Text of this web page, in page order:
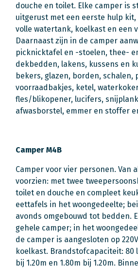
douche en toilet. Elke camper is
uitgerust met een eerste hulp
volle watertank, koelkast en een
Daarnaast zijn in de camper
picknicktafel en -stoelen, thee-
dekbedden, lakens, kussens en
bekers, glazen, borden, schalen,
voorraadbakjes, ketel,
fles/blikopener, lucifers,
afwasborstel, emmer en stoffer
Camper M4B
Camper voor vier personen. Van
voorzien: met twee
toilet en douche en compleet
eettafels in het woongedeelte;
avonds omgebouwd tot bedden.
gehele camper; in het
de camper is aangesloten op
koelkast. Brandstofcapaciteit: 80
bij 1.20m en 1.80m bij 1.20m.